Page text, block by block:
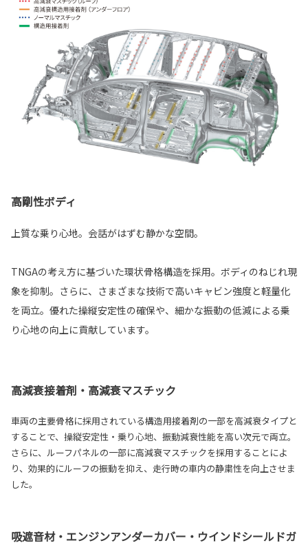
高剛性ボディ
上質な乗り心地。会話がはずむ静かな空間。
TNGAの考え方に基づいた環状骨格構造を採用。ボディのねじれ現
象を抑制。さらに、さまざまな技術で高いキャビン強度と軽量化
を両立。優れた操縦安定性の確保や、細かな振動の低減による乗
り心地の向上に貢献しています。
高減衰接着剤・高減衰マスチック
車両の主要骨格に採用されている構造用接着剤の一部を高減衰タイプと
することで、操縦安定性・乗り心地、振動減衰性能を高い次元で両立。
さらに、ルーフパネルの一部に高減衰マスチックを採用することによ
り、効果的にルーフの振動を抑え、走行時の車内の静粛性を向上させま
した。
吸遮音材・エンジンアンダーカバー・ウインドシールドガ